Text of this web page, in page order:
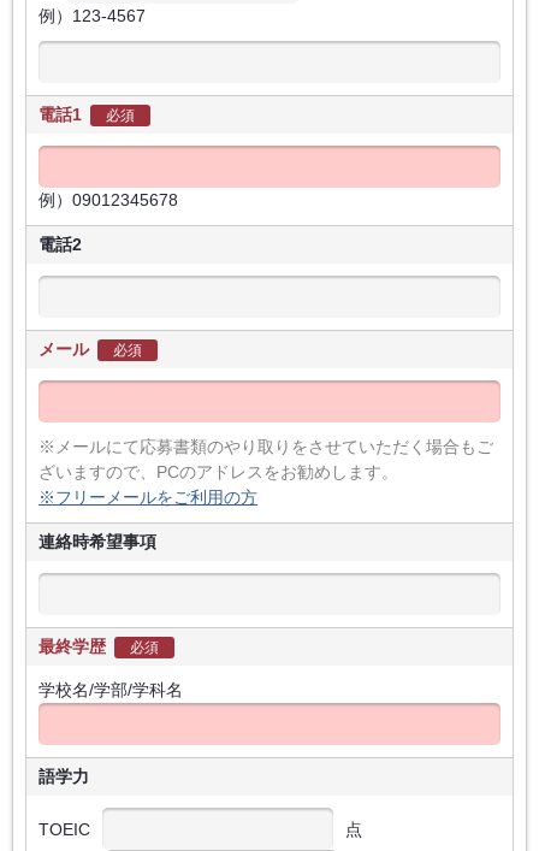
例）123-4567
電話1 必須
例）09012345678
電話2
メール 必須
※メールにて応募書類のやり取りをさせていただく場合もご
ざいますので、PCのアドレスをお勧めします。
※フリーメールをご利用の方
連絡時希望事項
最終学歴 必須
学校名/学部/学科名
語学力
TOEIC 点